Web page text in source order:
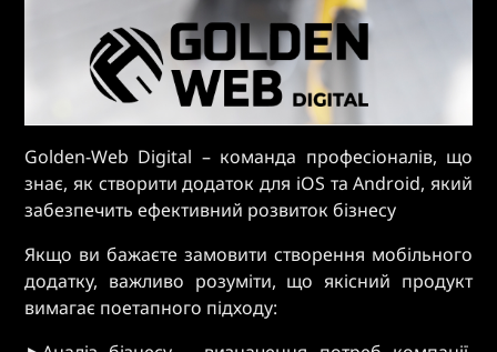
Golden-Web Digital – команда професіоналів, що
знає, як створити додаток для iOS та Android, який
забезпечить ефективний розвиток бізнесу
Якщо ви бажаєте замовити створення мобільного
додатку, важливо розуміти, що якісний продукт
вимагає поетапного підходу: